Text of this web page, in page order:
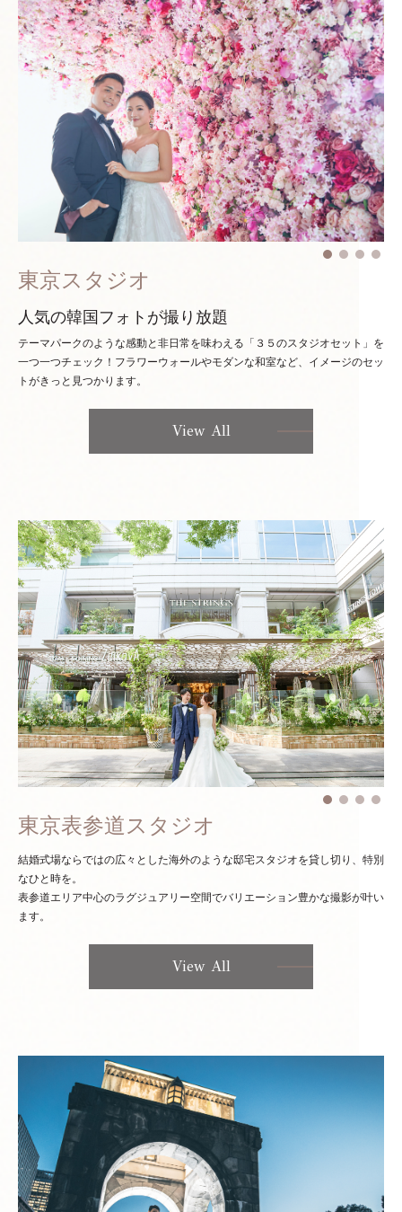
東京スタジオ
人気の韓国フォトが撮り放題
テーマパークのような感動と非日常を味わえる「３５のスタジオセット」を
一つ一つチェック！ フラワーウォールやモダンな和室など、イメージのセッ
トがきっと見つかります。
View All
東京表参道スタジオ
結婚式場ならではの広々とした海外のような邸宅スタジオを貸し切り、特別
なひと時を。
表参道エリア中心のラグジュアリー空間でバリエーション豊かな撮影が叶い
ます。
View All